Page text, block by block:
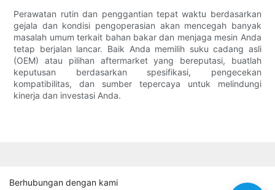
Perawatan rutin dan penggantian tepat waktu berdasarkan
gejala dan kondisi pengoperasian akan mencegah banyak
masalah umum terkait bahan bakar dan menjaga mesin Anda
tetap berjalan lancar. Baik Anda memilih suku cadang asli
(OEM) atau pilihan aftermarket yang bereputasi, buatlah
keputusan berdasarkan spesifikasi, pengecekan
kompatibilitas, dan sumber tepercaya untuk melindungi
kinerja dan investasi Anda.
Berhubungan dengan kami